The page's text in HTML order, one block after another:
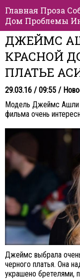
Главная Проза
Дом Проблемы
ДЖЕЙМС
КРАСНОЙ
ПЛАТЬЕ
29.03.16 / 09:55 /
Модель Джеймс Ашли
фильма очень
Джеймс выбрала
черного платья. Она
украшено бретелями,